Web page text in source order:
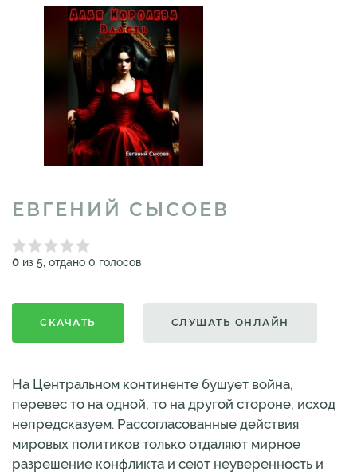
ЕВГЕНИЙ СЫСОЕВ
0 из 5, отдано 0 голосов
СКАЧАТЬ СЛУШАТЬ ОНЛАЙН
На Центральном континенте бушует война,
перевес то на одной, то на другой стороне, исход
непредсказуем. Рассогласованные действия
мировых политиков только отдаляют мирное
разрешение конфликта и сеют неуверенность и